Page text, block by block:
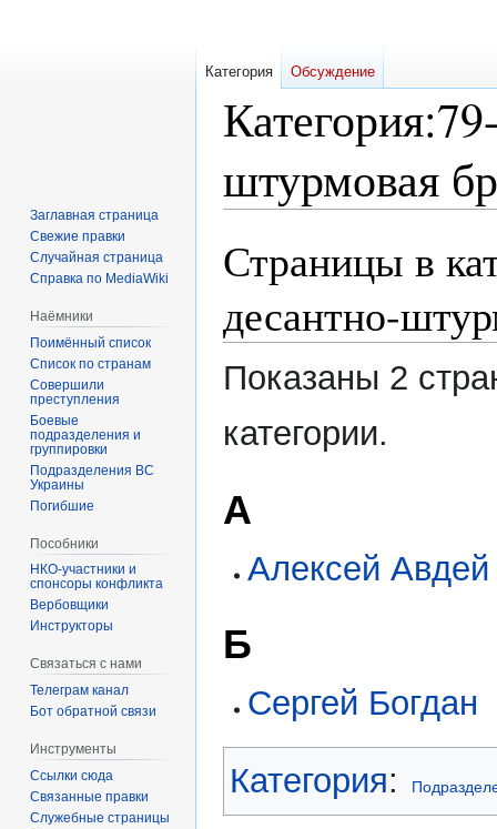
Категория:
штурмовая
ккСтраницы в
десантно-
Показаны 2
категории.
А
Алексей Авдей
Б
Сергей Богдан
Категория:
Категория Обсуждение
Заглавная страница
Свежие правки
Случайная страница
Справка по MediaWiki
Наёмники
Поимённый список
Список по странам
Совершили
преступления
Боевые
подразделения и
группировки
Подразделения ВС
Украины
Погибшие
Пособники
спонсоры конфликта
‏‎Вербовщики
Инструкторы
Связаться с нами
Телеграм канал
Бот обратной связи
Инструменты
Ссылки сюда
Связанные правки
Служебные страницы